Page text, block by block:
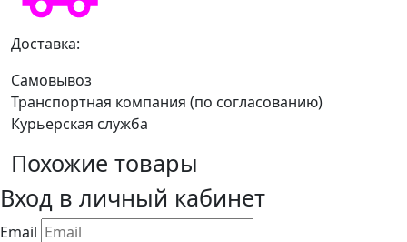
Доставка:
Самовывоз
Транспортная компания (по согласованию)
Курьерская служба
Похожие товары
Вход в личный кабинет
Email